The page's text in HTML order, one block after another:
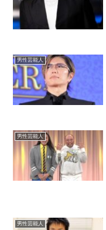
男性芸能人
男性芸能人
男性芸能人